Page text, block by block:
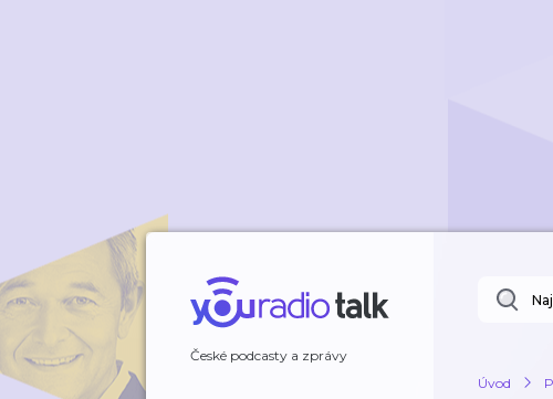
České podcasty a zprávy
Úvod